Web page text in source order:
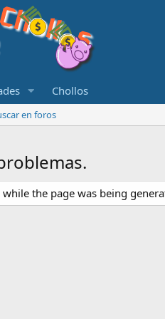
Chollos
en foros
the page was being